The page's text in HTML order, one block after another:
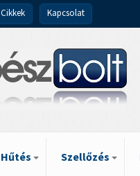
Cikkek Kapcsolat
Hűtés Szellőzés